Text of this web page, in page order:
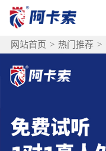
网站首页 > 热门推荐 >